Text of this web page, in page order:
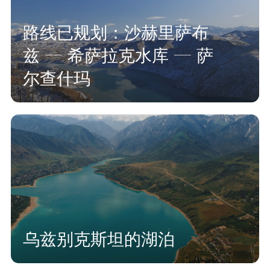
路线已规划：沙赫里萨布
兹 — 希萨拉克水库 — 萨
尔查什玛
乌兹别克斯坦的湖泊